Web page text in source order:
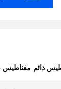
دائم